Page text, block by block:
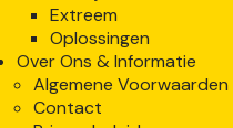
Extreem
Oplossingen
Over Ons & Informatie
Algemene Voorwaarden
Contact